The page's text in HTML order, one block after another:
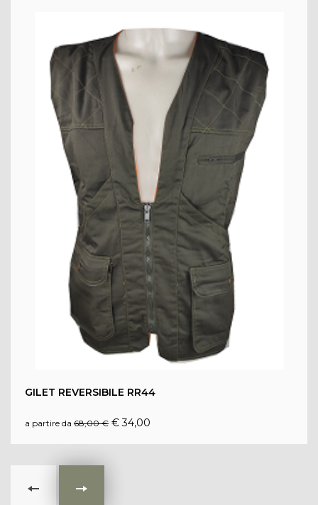
GILET REVERSIBILE RR44
a partire da 68,00 € € 34,00
VISUALIZZA
PRODOTTO